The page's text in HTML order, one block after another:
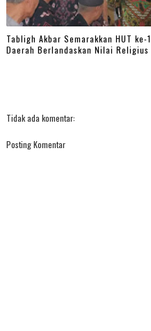
Tabligh Akbar Semarakkan HUT
Daerah Berlandaskan Nilai Religius
Tidak ada komentar:
Posting Komentar